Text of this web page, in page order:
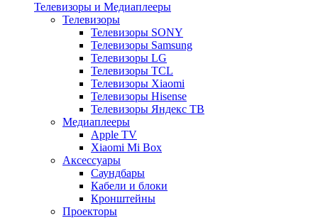
Телевизоры и Медиаплееры
Телевизоры
Телевизоры SONY
Телевизоры Samsung
Телевизоры LG
Телевизоры TCL
Телевизоры Xiaomi
Телевизоры Hisense
Телевизоры Яндекс ТВ
Медиаплееры
Apple TV
Xiaomi Mi Box
Аксессуары
Саундбары
Кабели и блоки
Кронштейны
Проекторы